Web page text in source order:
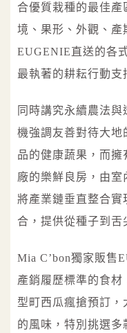
合優質栽種的最佳
境、果形、外觀、產
EUGENIE直送的各
最執著的耕耘行動支
同時講究永續農法
機強調友善對待大地
品的健康蔬果，而
廠的樂鮮良房，由室
將產業鏈垂直整合實
合，提供從種子到舌
Mia C’bon獨家販售
產銷履歷標準的食材
型町西瓜瘋搶預訂
的風味，特別挑選